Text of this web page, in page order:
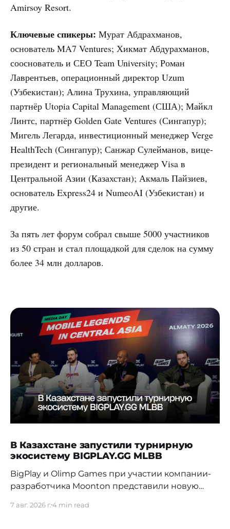
Amirsoy Resort.
Ключевые спикеры: Мурат Абдрахманов,
основатель MA7 Ventures; Хикмат Абдурахманов,
сооснователь и СЕО Team University; Роман
Лаврентьев, операционный директор Uzum
(Узбекистан); Алина Трухина, управляющий
партнёр Utopia Capital Management (США); Майкл
Линтс, партнёр Golden Gate Ventures (Сингапур);
Мигель Легарда, инвестиционный менеджер Verge
HealthTech (Сингапур); Санжар Сулейманов, вице-
президент и региональный менеджер Visa в
Центральной Азии (Казахстан); Акмаль Пайзиев,
основатель Express24 и NumeoAI (Узбекистан) и
другие.
За пять лет форум собрал свыше 5000 участников
из 50 стран и стал площадкой для сделок на сумму
более 34 млн долларов.
В Казахстане запустили турнирную
экосистему BIGPLAY.GG MLBB
BigPlay и Olimp Games при участии компании-
разработчика Moonton представили новую
Проект должен усилить позиции Казахстана на
7 авг. 2026 г.4 min read